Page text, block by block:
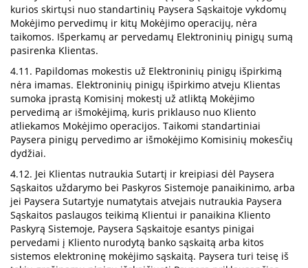
kurios skirtųsi nuo standartinių Paysera Sąskaitoje vykdomų
Mokėjimo pervedimų ir kitų Mokėjimo operacijų, nėra
taikomos. Išperkamų ar pervedamų Elektroninių pinigų sumą
pasirenka Klientas.
4.11. Papildomas mokestis už Elektroninių pinigų išpirkimą
nėra imamas. Elektroninių pinigų išpirkimo atveju Klientas
sumoka įprastą Komisinį mokestį už atliktą Mokėjimo
pervedimą ar išmokėjimą, kuris priklauso nuo Kliento
atliekamos Mokėjimo operacijos. Taikomi standartiniai
Paysera pinigų pervedimo ar išmokėjimo Komisinių mokesčių
dydžiai.
4.12. Jei Klientas nutraukia Sutartį ir kreipiasi dėl Paysera
Sąskaitos uždarymo bei Paskyros Sistemoje panaikinimo, arba
jei Paysera Sutartyje numatytais atvejais nutraukia Paysera
Sąskaitos paslaugos teikimą Klientui ir panaikina Kliento
Paskyrą Sistemoje, Paysera Sąskaitoje esantys pinigai
pervedami į Kliento nurodytą banko sąskaitą arba kitos
sistemos elektroninę mokėjimo sąskaitą. Paysera turi teisę iš